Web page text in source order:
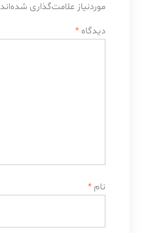
موردنیاز علامت‌گذاری شده‌اند*
دیدگاه*
*